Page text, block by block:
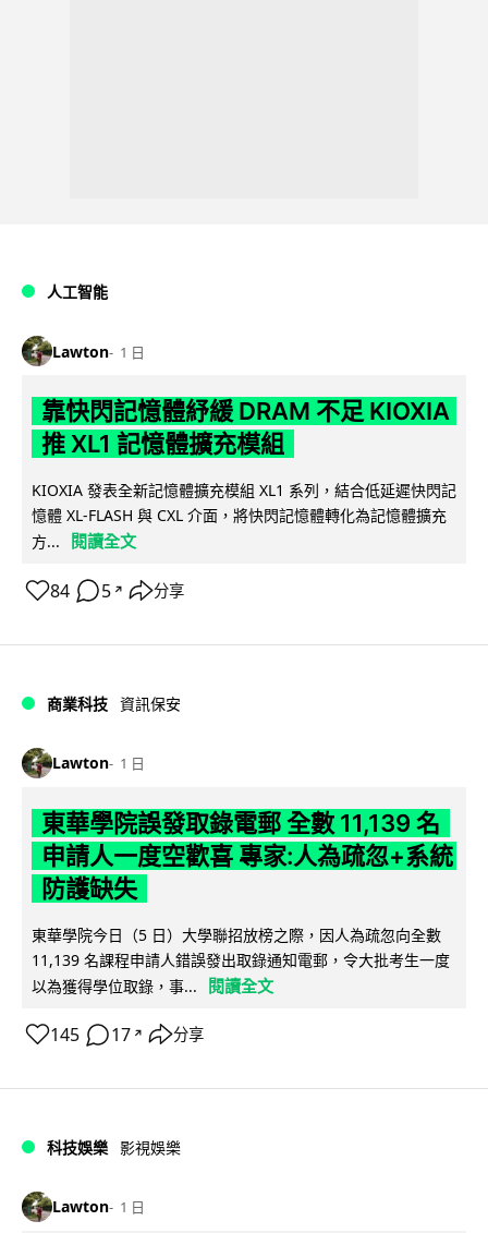
人工智能
Lawton 1 日
靠快閃記憶體紓緩 DRAM 不足 KIOXIA
推 XL1 記憶體擴充模組
KIOXIA 發表全新記憶體擴充模組 XL1 系列，結合低延遲快閃記
憶體 XL-FLASH 與 CXL 介面，將快閃記憶體轉化為記憶體擴充
方...
閱讀全文
84 5 ↗ 分享
商業科技 資訊保安
Lawton 1 日
東華學院誤發取錄電郵 全數 11,139 名
申請人一度空歡喜 專家:人為疏忽+系統
防護缺失
東華學院今日（5 日）大學聯招放榜之際，因人為疏忽向全數
11,139 名課程申請人錯誤發出取錄通知電郵，令大批考生一度
以為獲得學位取錄，事...
閱讀全文
145 17 ↗ 分享
科技娛樂 影視娛樂
Lawton 1 日